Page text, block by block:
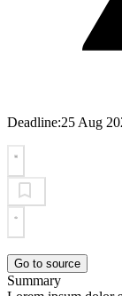
Deadline:25 Aug
Go to source
Summary